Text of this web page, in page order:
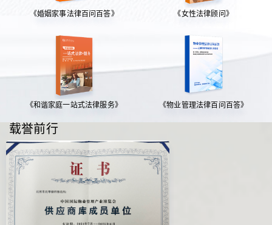
《婚姻家事法律百问百答》 《女性法律顾问》
《和谐家庭一站式法律服务》 《物业管理法律百问百答》
载誉前行